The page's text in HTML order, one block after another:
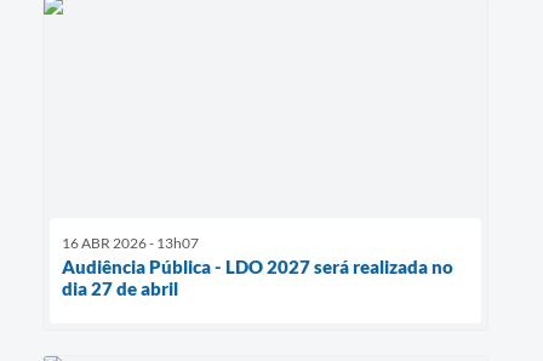
16 ABR 2026 - 13h07
Audiência Pública - LDO 2027 será realizada no
dia 27 de abril